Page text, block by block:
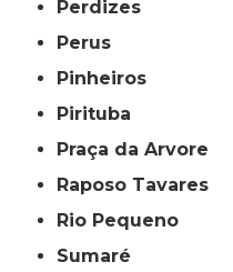
Perdizes
Perus
Pinheiros
Pirituba
Praça da Arvore
Raposo Tavares
Rio Pequeno
Sumaré